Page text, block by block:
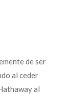
de ser
al ceder
al